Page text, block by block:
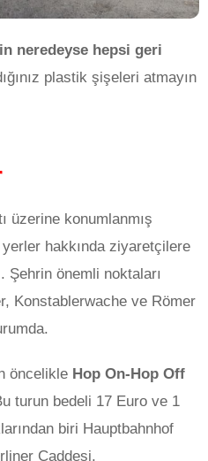
neredeyse hepsi geri
plastik şişeleri atmayın
üzerine konumlanmış
hakkında ziyaretçilere
önemli noktaları
Konstablerwache ve Römer
öncelikle Hop On-Hop Off
turun bedeli 17 Euro ve 1
biri Hauptbahnhof
Caddesi.